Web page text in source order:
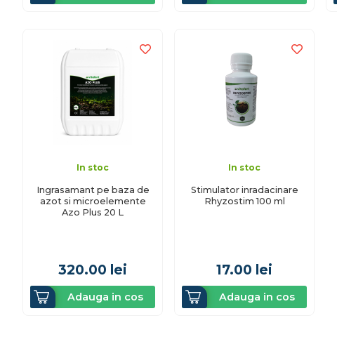
In stoc
Ingrasamant pe baza de
azot si microelemente
Azo Plus 20 L
320.00 lei
Adauga in cos
In stoc
Stimulator inradacinare
Rhyzostim 100 ml
17.00 lei
Adauga in cos